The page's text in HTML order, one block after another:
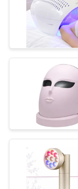
FORDERN
ZITAT
SITEMAP
PRIVACY
POLICY
IPL-